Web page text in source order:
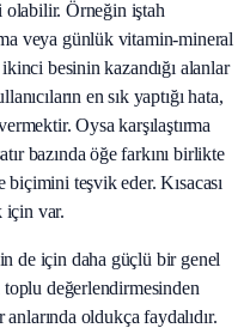
olabilir. Örneğin iştah
veya günlük vitamin-mineral
besinin kazandığı alanlar
en sık yaptığı hata,
Oysa karşılaştırma
bazında öğe farkını birlikte
teşvik eder. Kısacası
için var.
de için daha güçlü bir genel
değerlendirmesinden
oldukça faydalıdır.